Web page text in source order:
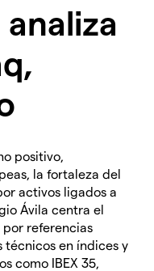
positivo,
la fortaleza del
activos ligados a
Ávila centra el
por referencias
técnicos en índices y
como IBEX 35,